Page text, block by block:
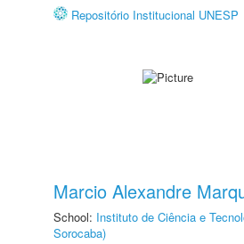
Repositório Institucional UNESP
Marcio Alexandre
School: Instituto de Ciência e
Sorocaba)